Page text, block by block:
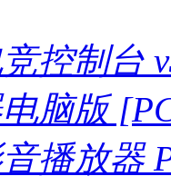
控制台
脑版
播放器